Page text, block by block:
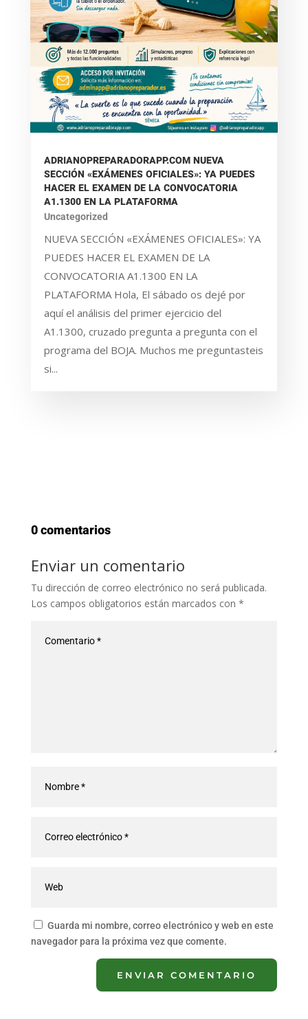
ADRIANOPREPARADORAPP.COM NUEVA
SECCIÓN «EXÁMENES OFICIALES»: YA PUEDES
HACER EL EXAMEN DE LA CONVOCATORIA
A1.1300 EN LA PLATAFORMA
Uncategorized
NUEVA SECCIÓN «EXÁMENES OFICIALES»: YA
PUEDES HACER EL EXAMEN DE LA
CONVOCATORIA A1.1300 EN LA
PLATAFORMA Hola, El sábado os dejé por
aquí el análisis del primer ejercicio del
A1.1300, cruzado pregunta a pregunta con el
programa del BOJA. Muchos me preguntasteis
si...
0 comentarios
Enviar un comentario
Tu dirección de correo electrónico no será publicada.
Los campos obligatorios están marcados con *
Guarda mi nombre, correo electrónico y web en este
navegador para la próxima vez que comente.
ENVIAR COMENTARIO